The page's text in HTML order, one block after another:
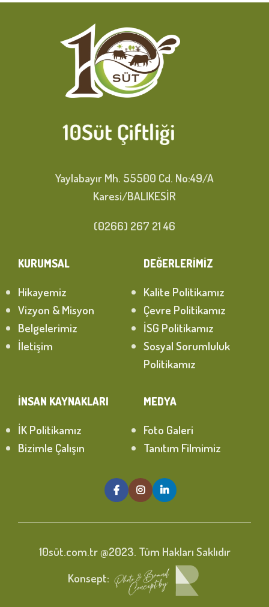
Yaylabayır Mh. 55500 Cd. No:49/A
Karesi/BALIKESİR
(0266) 267 21 46
KURUMSAL
Hikayemiz
Vizyon & Misyon
Belgelerimiz
İletişim
DEĞERLERİMİZ
Kalite Politikamız
Çevre Politikamız
İSG Politikamız
Sosyal Sorumluluk
Politikamız
İNSAN KAYNAKLARI
İK Politikamız
Bizimle Çalışın
MEDYA
Foto Galeri
Tanıtım Filmimiz
10süt.com.tr @2023. Tüm Hakları Saklıdır
Konsept: